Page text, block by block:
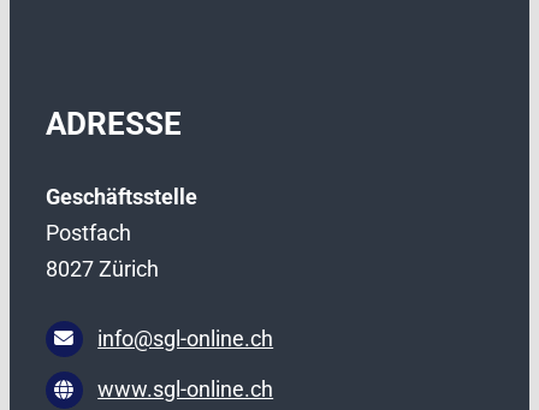
ADRESSE
Geschäftsstelle
Postfach
8027 Zürich
info@sgl-online.ch
www.sgl-online.ch